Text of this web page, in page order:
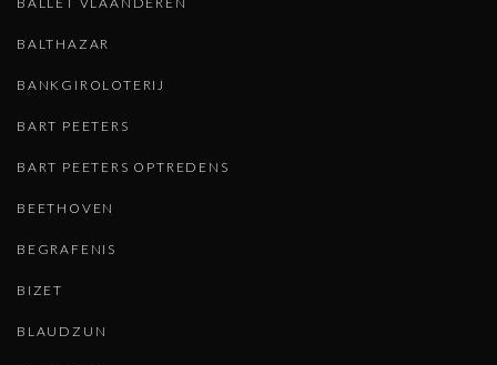
BALTHAZAR
BANKGIROLOTERIJ
BART PEETERS
BART PEETERS OPTREDENS
BEETHOVEN
BEGRAFENIS
BIZET
BLAUDZUN